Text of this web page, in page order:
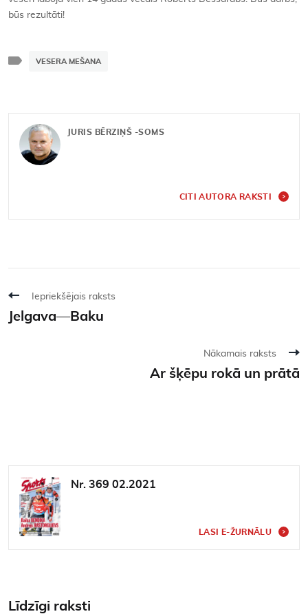
būs rezultāti!
VESERA MEŠANA
JURIS BĒRZIŅŠ -SOMS
CITI AUTORA RAKSTI
Iepriekšējais raksts
Jelgava—Baku
Nākamais raksts
Ar šķēpu rokā un prātā
Nr. 369 02.2021
LASI E-ŽURNĀLU
Līdzīgi raksti